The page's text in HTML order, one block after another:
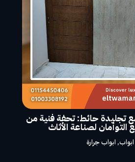
تجليدة حائط: تحفة فنية من
لصناعة الأثاث
ابواب, ابواب جرارة